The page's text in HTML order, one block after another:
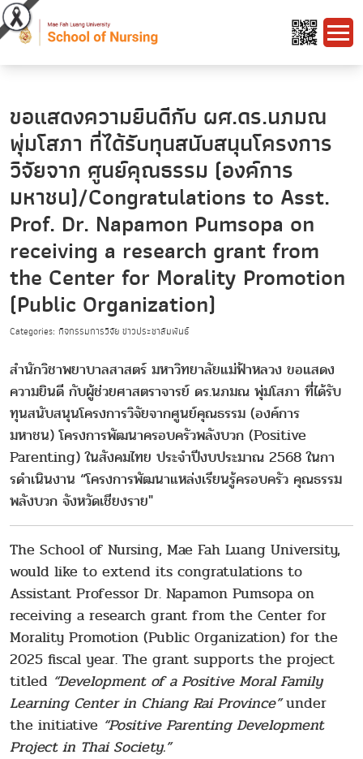
ขอแสดงความยินดีกับ ผศ.ดร.นภมณ
พุ่มโสภา ที่ได้รับทุนสนับสนุนโครงการ
วิจัยจาก ศูนย์คุณธรรม (องค์การ
มหาชน)/Congratulations to Asst.
Prof. Dr. Napamon Pumsopa on
receiving a research grant from
the Center for Morality Promotion
(Public Organization)
Categories: กิจกรรมการวิจัย ข่าวประชาสัมพันธ์
สำนักวิชาพยาบาลสาสตร์ มหาวิทยาลัยแม่ฟ้าหลวง ขอแสดง
ความยินดี กับผู้ช่วยศาสตราจารย์ ดร.นภมณ พุ่มโสภา ที่ได้รับ
ทุนสนับสนุนโครงการวิจัยจากศูนย์คุณธรรม (องค์การ
มหาชน) โครงการพัฒนาครอบครัวพลังบวก (Positive
Parenting) ในสังคมไทย ประจําปีงบประมาณ 2568 ในกา
รดําเนินงาน “โครงการพัฒนาแหล่งเรียนรู้ครอบครัว คุณธรรม
พลังบวก จังหวัดเชียงราย"
The School of Nursing, Mae Fah Luang University,
would like to extend its congratulations to
Assistant Professor Dr. Napamon Pumsopa on
receiving a research grant from the Center for
Morality Promotion (Public Organization) for the
2025 fiscal year. The grant supports the project
titled “Development of a Positive Moral Family
Learning Center in Chiang Rai Province”under
the initiative “Positive Parenting Development
Project in Thai Society.”